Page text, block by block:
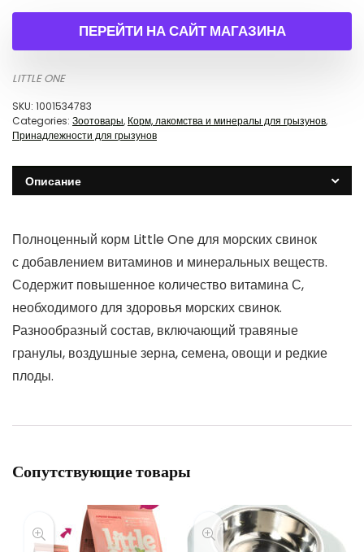
ПЕРЕЙТИ НА САЙТ МАГАЗИНА
LITTLE ONE
SKU: 1001534783
Categories: Зоотовары, Корм, лакомства и минералы для грызунов,
Принадлежности для грызунов
Описание
Полноценный корм Little One для морских свинок
с добавлением витаминов и минеральных веществ.
Содержит повышенное количество витамина С,
необходимого для здоровья морских свинок.
Разнообразный состав, включающий травяные
гранулы, воздушные зерна, семена, овощи и редкие
плоды.
Сопутствующие товары